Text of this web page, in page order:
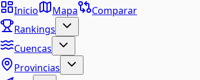
Inicio Mapa
Comparar
Rankings
Cuencas
Provincias